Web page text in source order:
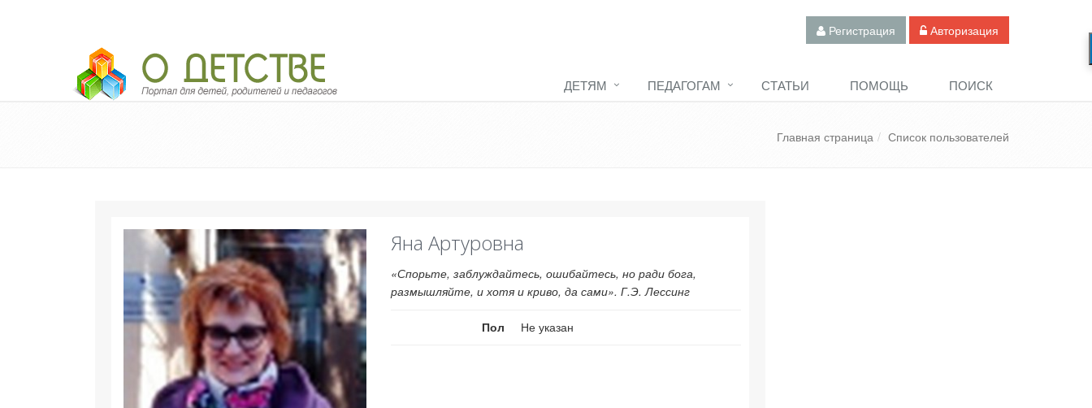
Регистрация Авторизация
Педагогический портал «О детстве»
ДЕТЯМ
ПЕДАГОГАМ СТАТЬИ ПОМОЩЬ ПОИСК
Главная страница Список пользователей
Яна Артуровна
«Спорьте, заблуждайтесь, ошибайтесь, но ради бога,
размышляйте, и хотя и криво, да сами». Г.Э. Лессинг
Пол Не указан